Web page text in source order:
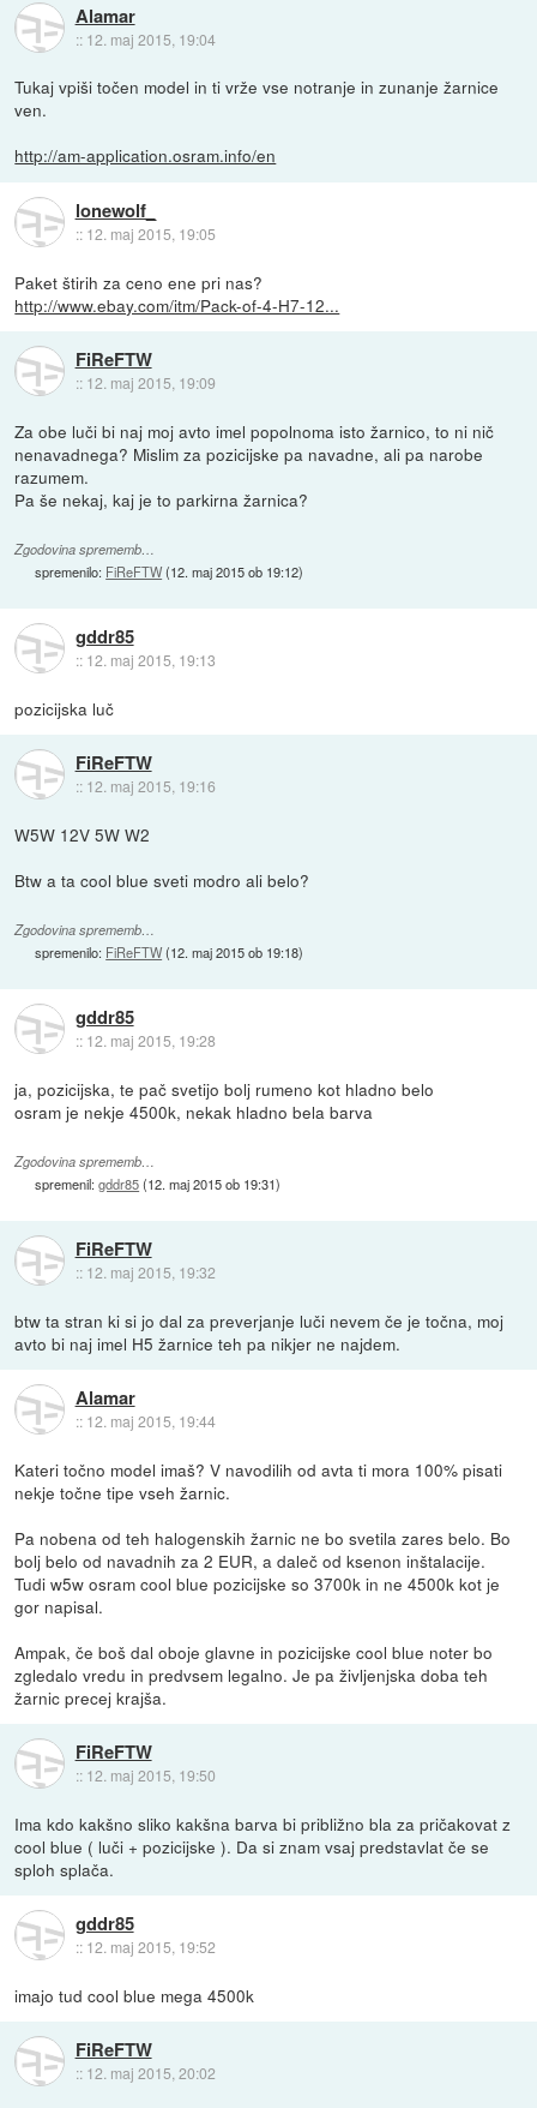
Alamar
:: 12. maj 2015, 19:04
Tukaj vpiši točen model in ti vrže vse notranje in zunanje žarnice
ven.
http://am-application.osram.info/en
lonewolf_
:: 12. maj 2015, 19:05
Paket štirih za ceno ene pri nas?
http://www.ebay.com/itm/Pack-of-4-H7-12...
FiReFTW
:: 12. maj 2015, 19:09
Za obe luči bi naj moj avto imel popolnoma isto žarnico, to ni nič
nenavadnega? Mislim za pozicijske pa navadne, ali pa narobe
razumem.
Pa še nekaj, kaj je to parkirna žarnica?
Zgodovina sprememb…
spremenilo: FiReFTW(12. maj 2015 ob 19:12)
gddr85
:: 12. maj 2015, 19:13
pozicijska luč
FiReFTW
:: 12. maj 2015, 19:16
W5W 12V 5W W2
Btw a ta cool blue sveti modro ali belo?
Zgodovina sprememb…
spremenilo: FiReFTW(12. maj 2015 ob 19:18)
gddr85
:: 12. maj 2015, 19:28
ja, pozicijska, te pač svetijo bolj rumeno kot hladno belo
osram je nekje 4500k, nekak hladno bela barva
Zgodovina sprememb…
spremenil:gddr85(12. maj 2015 ob 19:31)
FiReFTW
:: 12. maj 2015, 19:32
btw ta stran ki si jo dal za preverjanje luči nevem če je točna, moj
avto bi naj imel H5 žarnice teh pa nikjer ne najdem.
Alamar
:: 12. maj 2015, 19:44
Kateri točno model imaš? V navodilih od avta ti mora 100% pisati
nekje točne tipe vseh žarnic.
Pa nobena od teh halogenskih žarnic ne bo svetila zares belo. Bo
bolj belo od navadnih za 2 EUR, a daleč od ksenon inštalacije.
Tudi w5w osram cool blue pozicijske so 3700k in ne 4500k kot je
gor napisal.
Ampak, če boš dal oboje glavne in pozicijske cool blue noter bo
zgledalo vredu in predvsem legalno. Je pa življenjska doba teh
žarnic precej krajša.
FiReFTW
:: 12. maj 2015, 19:50
Ima kdo kakšno sliko kakšna barva bi približno bla za pričakovat z
cool blue ( luči + pozicijske ). Da si znam vsaj predstavlat če se
sploh splača.
gddr85
:: 12. maj 2015, 19:52
imajo tud cool blue mega 4500k
FiReFTW
:: 12. maj 2015, 20:02